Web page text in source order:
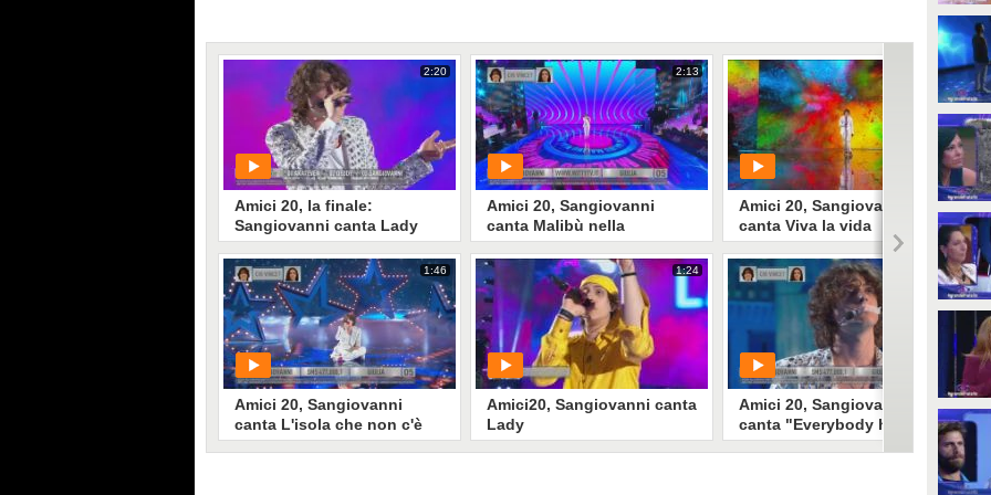
2:20
Amici 20, la finale:
Sangiovanni canta Lady
PLAY
132• diMediaset
1:46
Amici 20, Sangiovanni
canta L'isola che non c'è
2:13
Amici 20, Sangiovanni
canta Malibù nella
finalissima
PLAY
183• diMediaset
1:24
Amici20, Sangiovanni canta
Lady
3:18
Amici 20, Sangiovanni
canta Viva la vida
PLAY
152• diMediaset
2:28
Amici 20, Sangiovanni
canta "Everybody hurts"